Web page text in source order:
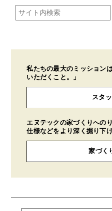
私たちの最大のミッション
いただくこと。」
スタ
エヌテックの家づくりへの
仕様などをより深く掘り下げ
家づく